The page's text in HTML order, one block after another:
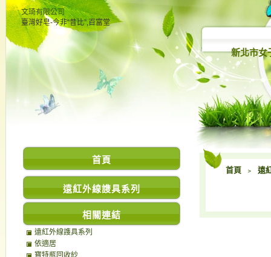
文琦有限公司
臺灣好皂-今非“昔比”,百富堂
新北市女
首頁 ﹥ 遠
首頁
遠紅外線謢具系列
相關連結
遠紅外線謢具系列
依適居
寶特瓶回收紗